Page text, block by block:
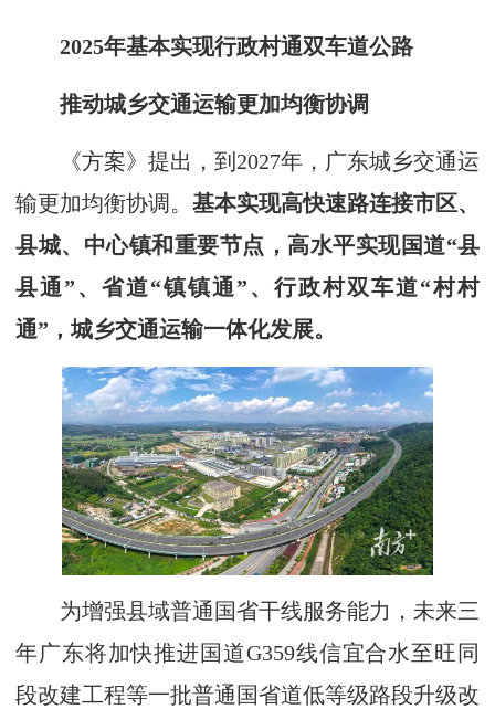
2025年基本实现行政村通双车道公路
推动城乡交通运输更加均衡协调
《方案》提出，到2027年，广东城乡交通运
输更加均衡协调。 基本实现高快速路连接市区、
县城、中心镇和重要节点，高水平实现国道“县
县通”、省道“镇镇通”、行政村双车道“村村
通”，城乡交通运输一体化发展。
为增强县域普通国省干线服务能力，未来三
年广东将加快推进国道G359线信宜合水至旺同
段改建工程等一批普通国省道低等级路段升级改